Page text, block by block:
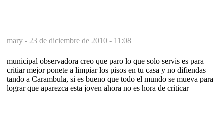
mary - 23 de diciembre de 2010 - 11:08
municipal observadora creo que paro lo que solo servis es para
critiar mejor ponete a limpiar los pisos en tu casa y no difiendas
tando a Carambula, si es bueno que todo el mundo se mueva para
lograr que aparezca esta joven ahora no es hora de criticar